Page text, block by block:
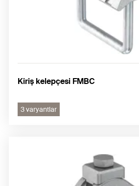
Kiriş kelepçesi FMBC
3 varyantlar